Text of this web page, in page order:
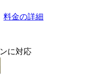
料金の詳細